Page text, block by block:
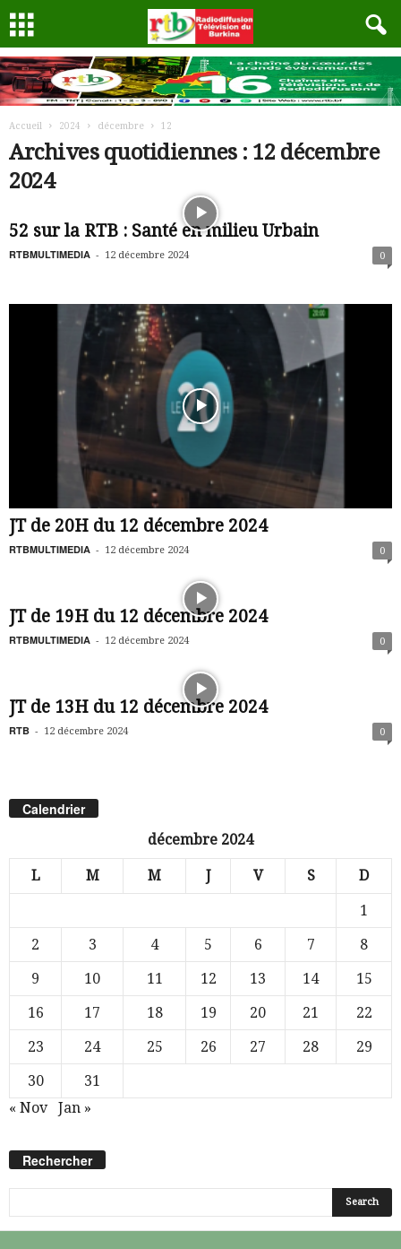
Accueil 2024 décembre 12
Archives quotidiennes : 12 décembre
2024
52 sur la RTB : Santé en milieu Urbain
RTBMULTIMEDIA - 12 décembre 2024 0
JT de 20H du 12 décembre 2024
RTBMULTIMEDIA - 12 décembre 2024 0
JT de 19H du 12 décembre 2024
RTBMULTIMEDIA - 12 décembre 2024 0
JT de 13H du 12 décembre 2024
RTB - 12 décembre 2024 0
Calendrier
décembre 2024
L M M J V S D
1
2
3 4 5 6 7
8
9
10 11 12 13 14
15
16
17 18 19 20 21
22
23
24 25 26 27 28
29
30
31
« Nov
Jan »
Rechercher